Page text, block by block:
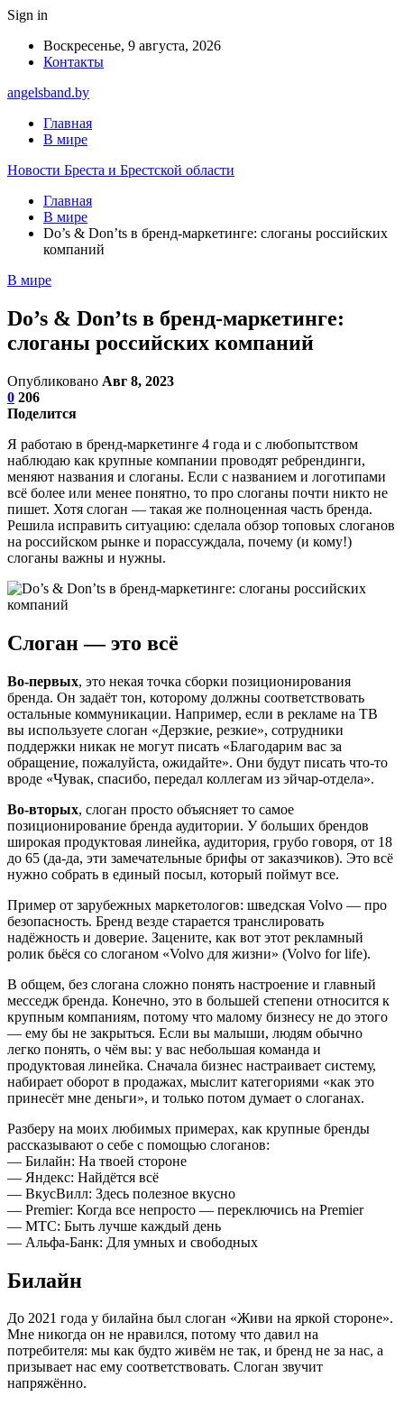
Sign in
Воскресенье, 9 августа, 2026
Контакты
angelsband.by
Главная
В мире
Новости Бреста и Брестской области
Главная
В мире
Do’s & Don’ts в бренд-маркетинге: слоганы российских
компаний
В мире
Do’s & Don’ts в бренд-маркетинге:
слоганы российских компаний
Опубликовано Авг 8, 2023
0 206
Поделится
Я работаю в бренд-маркетинге 4 года и с любопытством
наблюдаю как крупные компании проводят ребрендинги,
меняют названия и слоганы. Если с названием и логотипами
всё более или менее понятно, то про слоганы почти никто не
пишет. Хотя слоган — такая же полноценная часть бренда.
Решила исправить ситуацию: сделала обзор топовых слоганов
на российском рынке и порассуждала, почему (и кому!)
слоганы важны и нужны.
Слоган — это всё
Во-первых, это некая точка сборки позиционирования
бренда. Он задаёт тон, которому должны соответствовать
остальные коммуникации. Например, если в рекламе на ТВ
вы используете слоган «Дерзкие, резкие», сотрудники
поддержки никак не могут писать «Благодарим вас за
обращение, пожалуйста, ожидайте». Они будут писать что-то
вроде «Чувак, спасибо, передал коллегам из эйчар-отдела».
Во-вторых, слоган просто объясняет то самое
позиционирование бренда аудитории. У больших брендов
широкая продуктовая линейка, аудитория, грубо говоря, от 18
до 65 (да-да, эти замечательные брифы от заказчиков). Это всё
нужно собрать в единый посыл, который поймут все.
Пример от зарубежных маркетологов: шведская Volvo — про
безопасность. Бренд везде старается транслировать
надёжность и доверие. Зацените, как вот этот рекламный
ролик бьёся со слоганом «Volvo для жизни» (Volvo for life).
В общем, без слогана сложно понять настроение и главный
месседж бренда. Конечно, это в большей степени относится к
крупным компаниям, потому что малому бизнесу не до этого
— ему бы не закрыться. Если вы малыши, людям обычно
легко понять, о чём вы: у вас небольшая команда и
продуктовая линейка. Сначала бизнес настраивает систему,
набирает оборот в продажах, мыслит категориями «как это
принесёт мне деньги», и только потом думает о слоганах.
Разберу на моих любимых примерах, как крупные бренды
рассказывают о себе с помощью слоганов:
— Билайн: На твоей стороне
— Яндекс: Найдётся всё
— ВкусВилл: Здесь полезное вкусно
— Premier: Когда все непросто — переключись на Premier
— МТС: Быть лучше каждый день
— Альфа-Банк: Для умных и свободных
Билайн
До 2021 года у билайна был слоган «Живи на яркой стороне».
Мне никогда он не нравился, потому что давил на
потребителя: мы как будто живём не так, и бренд не за нас, а
призывает нас ему соответствовать. Слоган звучит
напряжённо.